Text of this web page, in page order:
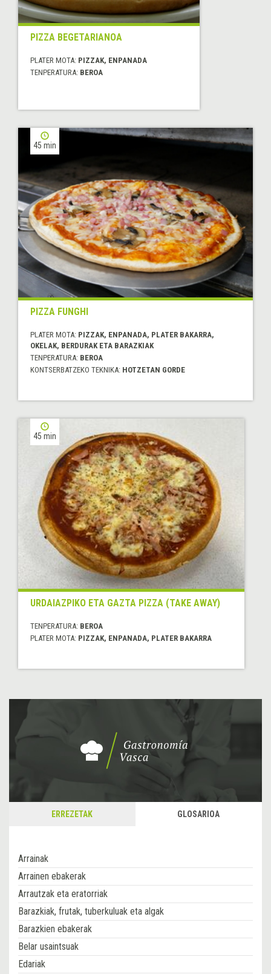
PIZZA BEGETARIANOA
PLATER MOTA: PIZZAK, ENPANADA
TENPERATURA: BEROA
45 min
PIZZA FUNGHI
PLATER MOTA: PIZZAK, ENPANADA, PLATER BAKARRA,
OKELAK, BERDURAK ETA BARAZKIAK
TENPERATURA: BEROA
KONTSERBATZEKO TEKNIKA: HOTZETAN GORDE
45 min
URDAIAZPIKO ETA GAZTA PIZZA (TAKE AWAY)
TENPERATURA: BEROA
PLATER MOTA: PIZZAK, ENPANADA, PLATER BAKARRA
ERREZETAK GLOSARIOA
Arrainak
Arrainen ebakerak
Arrautzak eta eratorriak
Barazkiak, frutak, tuberkuluak eta algak
Barazkien ebakerak
Belar usaintsuak
Edariak